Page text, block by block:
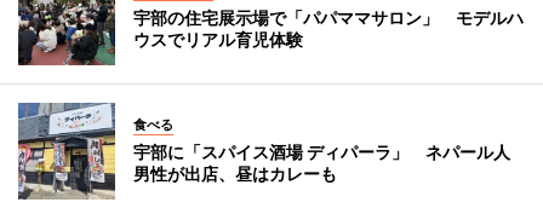
宇部の住宅展示場で「パパママサロン」 モデルハ
ウスでリアル育児体験
食べる
宇部に「スパイス酒場 ディパーラ」 ネパール人
男性が出店、昼はカレーも